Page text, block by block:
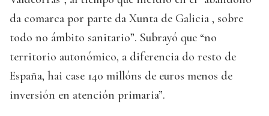
da comarca por parte da Xunta de Galicia , sobre
todo no ámbito sanitario”. Subrayó que “no
territorio autonómico, a diferencia do resto de
España, hai case 140 millóns de euros menos de
inversión en atención primaria”.